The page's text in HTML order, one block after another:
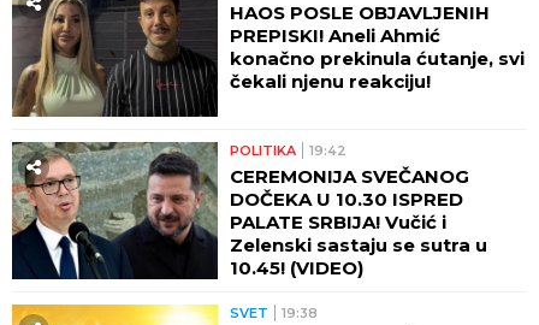
HAOS POSLE OBJAVLJENIH
PREPISKI! Aneli Ahmić
konačno prekinula ćutanje, svi
čekali njenu reakciju!
POLITIKA 19:42
CEREMONIJA SVEČANOG
DOČEKA U 10.30 ISPRED
PALATE SRBIJA! Vučić i
Zelenski sastaju se sutra u
10.45! (VIDEO)
SVET 19:38